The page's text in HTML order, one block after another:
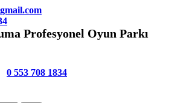
Profesyonel Oyun Parkı
0 553 708 1834